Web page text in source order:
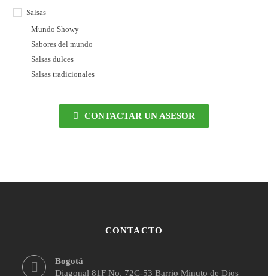
Salsas
Mundo Showy
Sabores del mundo
Salsas dulces
Salsas tradicionales
CONTACTAR UN ASESOR
CONTACTO
Bogotá
Diagonal 81F No. 72C-53 Barrio Minuto de Dios